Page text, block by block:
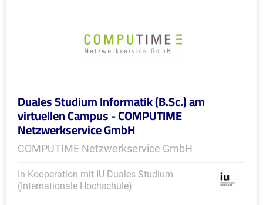
Duales Studium Informatik (B.Sc.) am
virtuellen Campus - COMPUTIME
Netzwerkservice GmbH
COMPUTIME Netzwerkservice GmbH
In Kooperation mit IU Duales Studium
(Internationale Hochschule)